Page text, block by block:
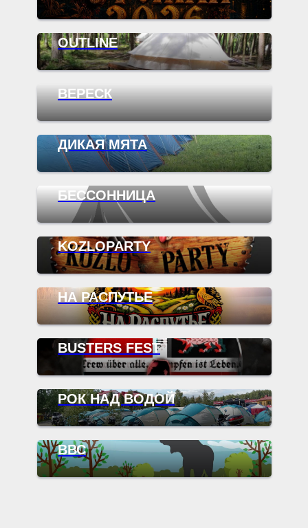
OUTLINE
ВЕРЕСК
ДИКАЯ МЯТА
БЕССОННИЦА
KOZLOPARTY
НА РАСПУТЬЕ
BUSTERS FEST
РОК НАД ВОДОЙ
ВВС